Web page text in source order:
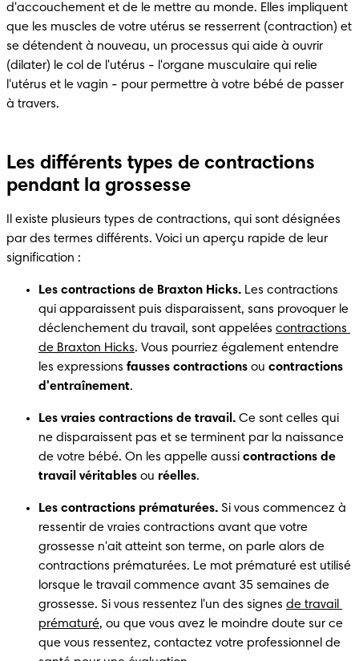
d'accouchement et de le mettre au monde. Elles impliquent
que les muscles de votre utérus se resserrent (contraction) et
se détendent à nouveau, un processus qui aide à ouvrir
(dilater) le col de l'utérus - l'organe musculaire qui relie
l'utérus et le vagin - pour permettre à votre bébé de passer
à travers.
Les différents types de contractions
pendant la grossesse
Il existe plusieurs types de contractions, qui sont désignées
par des termes différents. Voici un aperçu rapide de leur
signification :
Les contractions de Braxton Hicks. Les contractions
qui apparaissent puis disparaissent, sans provoquer le
déclenchement du travail, sont appelées contractions
de Braxton Hicks. Vous pourriez également entendre
les expressions fausses contractions ou contractions
d'entraînement.
Les vraies contractions de travail. Ce sont celles qui
ne disparaissent pas et se terminent par la naissance
de votre bébé. On les appelle aussi contractions de
travail véritables ou réelles.
Les contractions prématurées. Si vous commencez à
ressentir de vraies contractions avant que votre
grossesse n'ait atteint son terme, on parle alors de
contractions prématurées. Le mot prématuré est utilisé
lorsque le travail commence avant 35 semaines de
grossesse. Si vous ressentez l'un des signes de travail
prématuré, ou que vous avez le moindre doute sur ce
que vous ressentez, contactez votre professionnel de